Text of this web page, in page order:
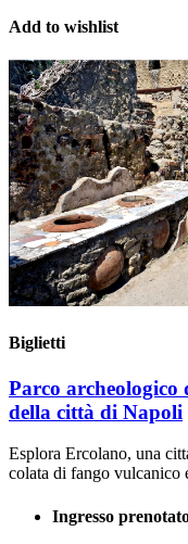
Add to wishlist
Biglietti
Parco
della città di Napoli
Esplora Ercolano, una
colata di fango vulcanico
Ingresso